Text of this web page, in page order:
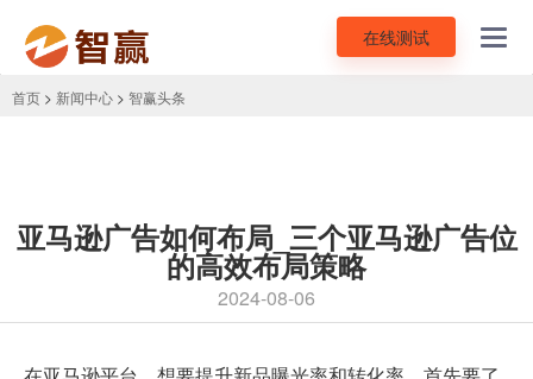
在线测试
首页 > 新闻中心 > 智赢头条
亚马逊广告如何布局_三个亚马逊广告位
的高效布局策略
2024-08-06